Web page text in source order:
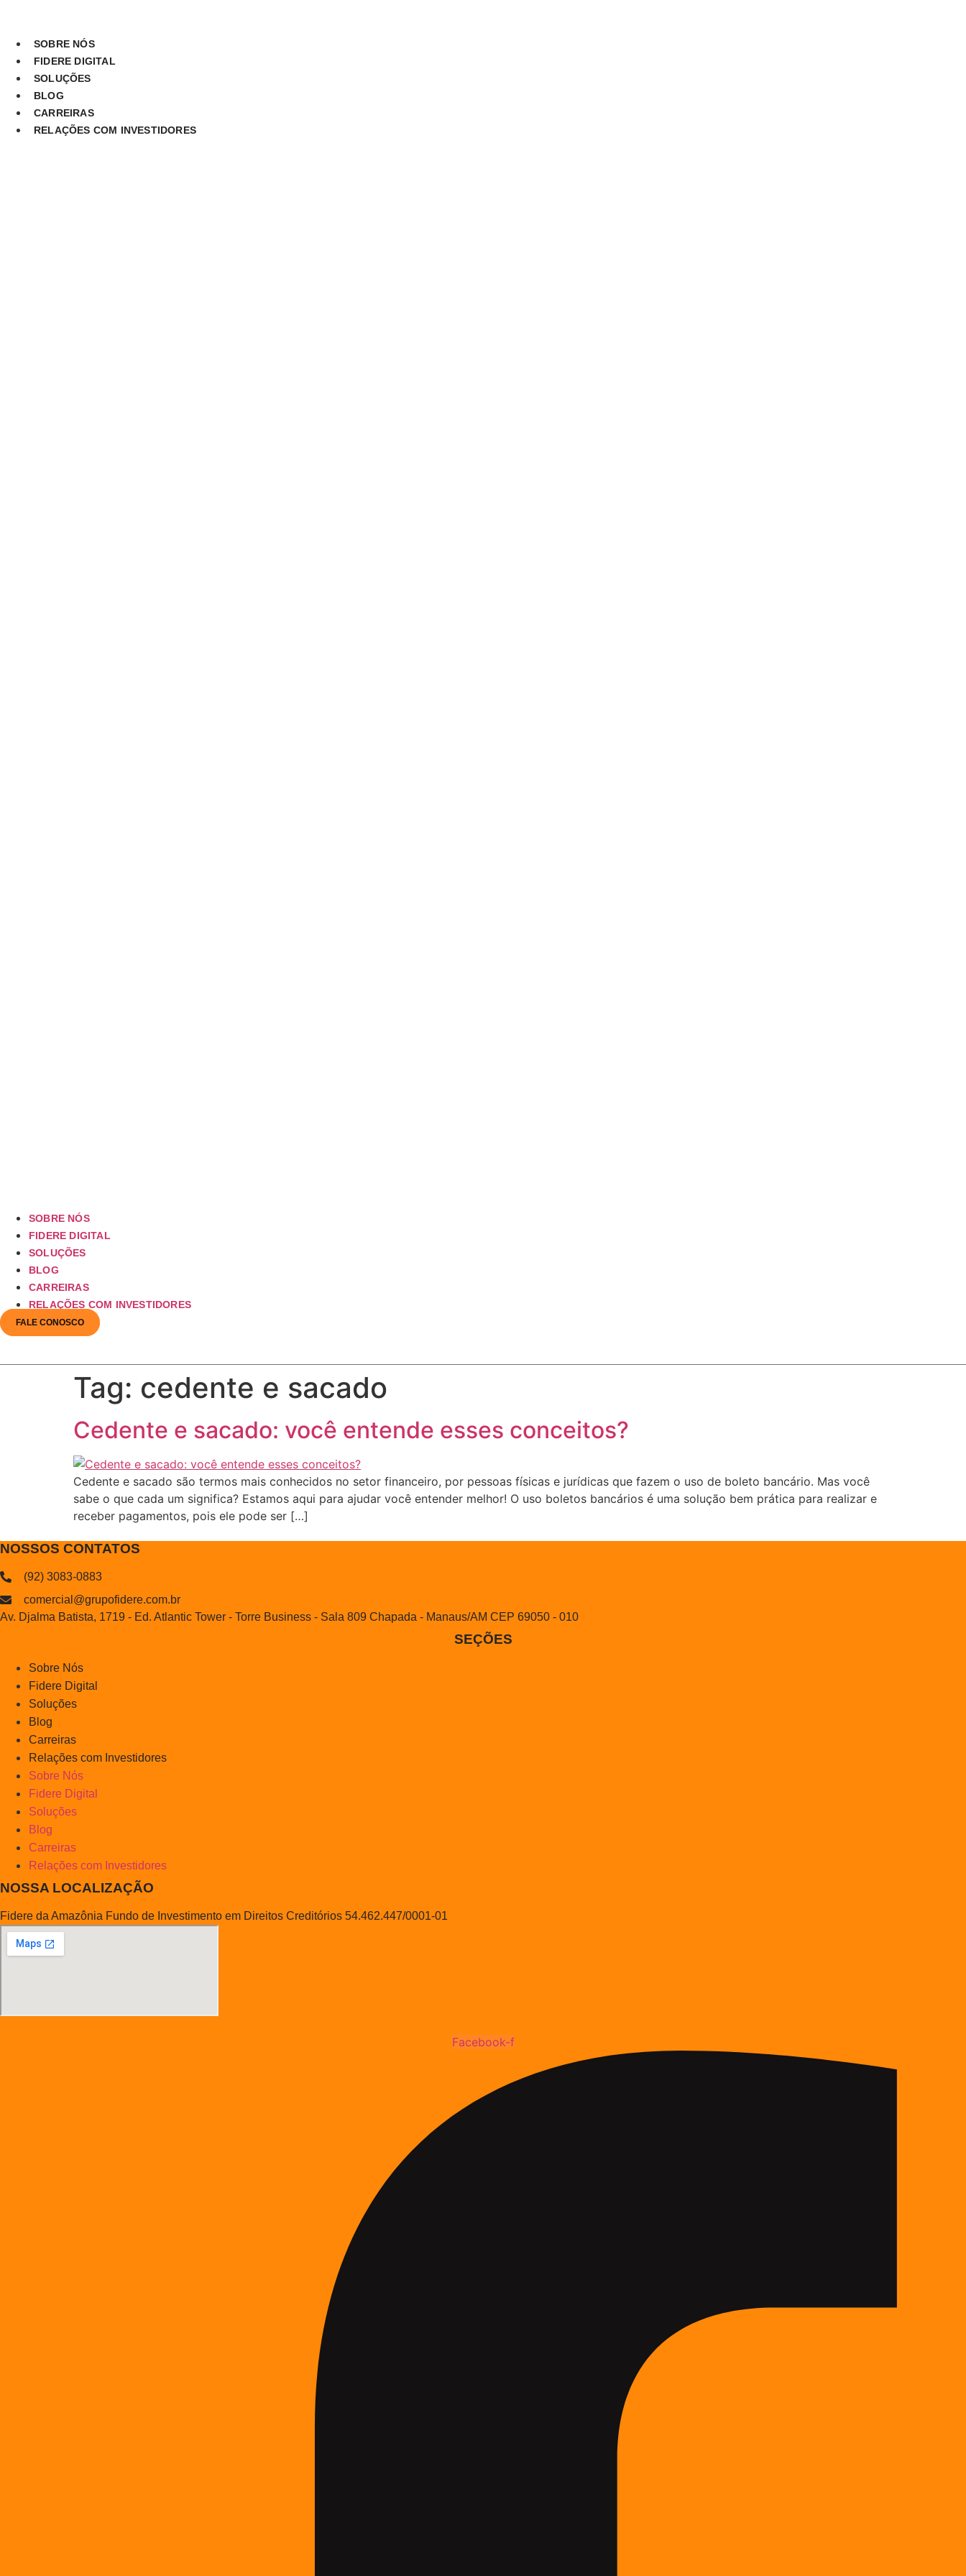
conteúdo
SOBRE NÓS
FIDERE DIGITAL
SOLUÇÕES
BLOG
CARREIRAS
RELAÇÕES COM INVESTIDORES
SOBRE NÓS
FIDERE DIGITAL
SOLUÇÕES
BLOG
CARREIRAS
RELAÇÕES COM INVESTIDORES
FALE CONOSCO
Tag: cedente e sacado
Cedente e sacado: você entende esses conceitos?
Cedente e sacado são termos mais conhecidos no setor financeiro, por pessoas físicas e jurídicas que fazem o uso de boleto bancário. Mas você
sabe o que cada um significa? Estamos aqui para ajudar você entender melhor! O uso boletos bancários é uma solução bem prática para realizar e
receber pagamentos, pois ele pode ser […]
NOSSOS CONTATOS
(92) 3083-0883
comercial@grupofidere.com.br
Av. Djalma Batista, 1719 - Ed. Atlantic Tower - Torre Business - Sala 809 Chapada - Manaus/AM CEP 69050 - 010
SEÇÕES
Sobre Nós
Fidere Digital
Soluções
Blog
Carreiras
Relações com Investidores
Sobre Nós
Fidere Digital
Soluções
Blog
Carreiras
Relações com Investidores
NOSSA LOCALIZAÇÃO
Fidere da Amazônia Fundo de Investimento em Direitos Creditórios 54.462.447/0001-01
Facebook-f